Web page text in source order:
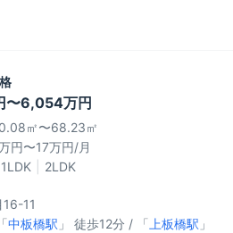
〜6,054万円
㎡〜68.23㎡
円〜17万円/月
1LDK 2LDK
16-11
中板橋駅 」 徒歩12分 / 「 上板橋駅 」